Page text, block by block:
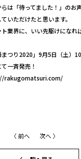
は「待ってました！」のお
いただけたと思います。
業界に、いい先駆けにな
まつり2020」9月5日（土）
一斉発売！
rakugomatsuri.com/
〈 前へ 次へ 〉